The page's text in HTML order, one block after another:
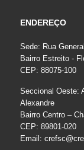
ENDEREÇO
Sede: Rua
Bairro Estreito -
CEP: 88075-100
Seccional Oeste:
Alexandre
Bairro Centro –
CEP: 89801-020
Email: